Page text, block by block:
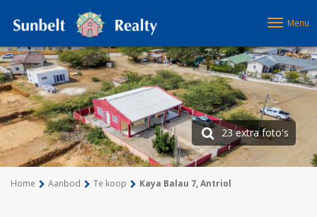
Menu
23 extra foto's
Home Aanbod Te koop Kaya Balau 7, Antriol